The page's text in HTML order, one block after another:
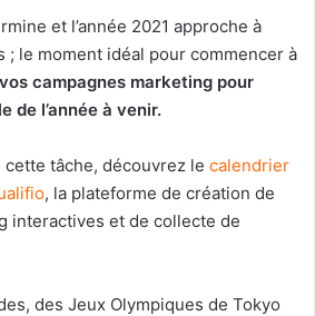
et l’année 2021 approche à
; le moment idéal pour commencer à
campagnes marketing pour
de l’année à venir.
tâche, découvrez le calendrier
, la plateforme de création de
interactives et de collecte de
des Jeux Olympiques de Tokyo